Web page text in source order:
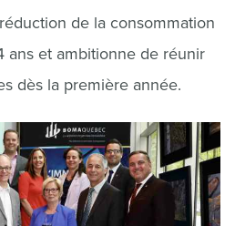
de la consommation
ans et ambitionne de réunir
dès la première année.